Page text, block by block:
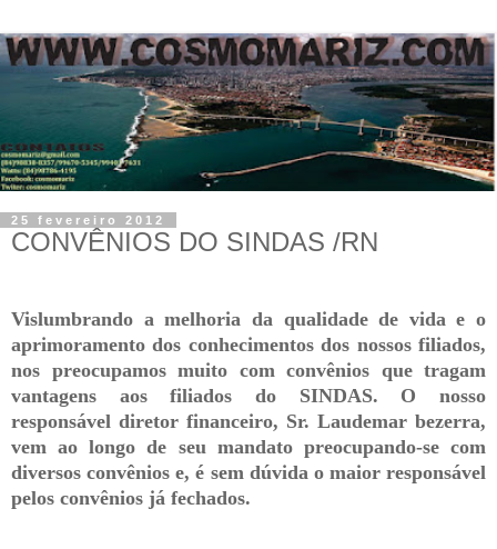
25 fevereiro 2012
CONVÊNIOS DO SINDAS /RN
Vislumbrando a melhoria da qualidade de vida e o
aprimoramento dos conhecimentos dos nossos filiados,
nos preocupamos muito com convênios que tragam
vantagens aos filiados do SINDAS. O nosso
responsável diretor financeiro, Sr. Laudemar bezerra,
vem ao longo de seu mandato preocupando-se com
diversos convênios e, é sem dúvida o maior responsável
pelos convênios já fechados.